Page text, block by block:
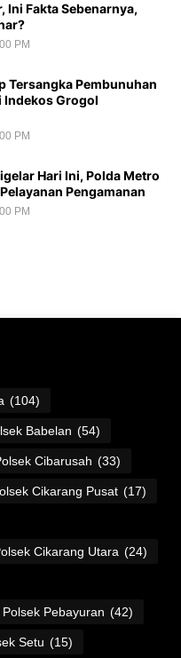
Ini Fakta Sebenarnya,
PM
Tersangka Pembunuhan
Indekos Grogol
PM
Hari Ini, Polda Metro
Pengamanan
PM
(104)
Babelan (54)
Cibarusah (33)
Cikarang Pusat (17)
Cikarang Utara (24)
Polsek Pebayuran (42)
Setu (15)